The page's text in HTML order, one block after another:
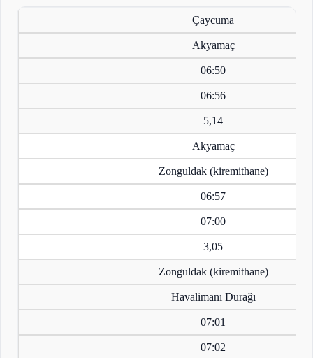
Çaycuma
Akyamaç
06:50
06:56
5,14
Akyamaç
Zonguldak (kiremithane)
06:57
07:00
3,05
Zonguldak (kiremithane)
Havalimanı Durağı
07:01
07:02